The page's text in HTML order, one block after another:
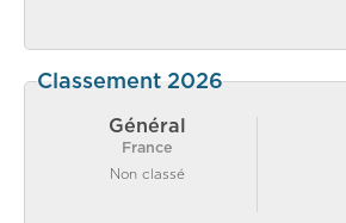
Classement 2026
Général
France
Non classé